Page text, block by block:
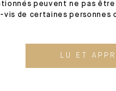
peuvent ne pas être
de certaines personnes
LU ET